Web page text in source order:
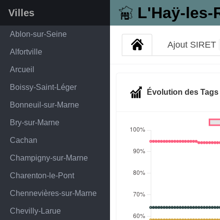
L'Haÿ-les-
Villes
Ablon-sur-Seine
Alfortville
Arcueil
Boissy-Saint-Léger
Bonneuil-sur-Marne
Bry-sur-Marne
Cachan
Champigny-sur-Marne
Charenton-le-Pont
Chennevières-sur-Marne
Chevilly-Larue
Ajout SIRET
Évolution des